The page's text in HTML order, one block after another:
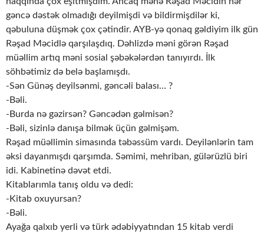
gəncə dəstək olmadığı deyilmişdi və bildirmişdilər ki,
qəbuluna düşmək çox çətindir. AYB-yə qonaq gəldiyim ilk gün
Rəşad Məcidlə qarşılaşdıq. Dəhlizdə məni görən Rəşad
müəllim artıq məni sosial şəbəkələrdən tanıyırdı. İlk
söhbətimiz də belə başlamışdı.
-Sən Günəş deyilsənmi, gəncəli balası… ?
-Bəli.
-Burda nə gəzirsən? Gəncədən gəlmisən?
-Bəli, sizinlə danışa bilmək üçün gəlmişəm.
Rəşad müəllimin simasında təbəssüm vardı. Deyilənlərin tam
əksi dayanmışdı qarşımda. Səmimi, mehriban, gülərüzlü biri
idi. Kabinetinə dəvət etdi.
Kitablarımla tanış oldu və dedi:
-Kitab oxuyursan?
-Bəli.
Ayağa qalxıb yerli və türk ədəbiyyatından 15 kitab verdi